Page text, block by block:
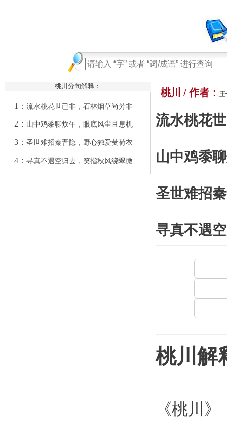
桃川分句解释：
流水桃花世已非，石林烟草尚芳非
2：山中鸡黍聊炊午，眼底风尘且息机
桃川 / 作者： 王
流水桃花
山中鸡黍
圣世难招
寻真不遇
桃川解
《桃川》